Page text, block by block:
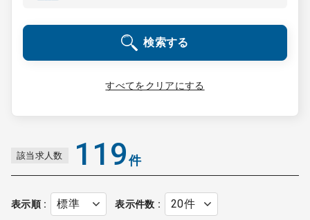
成功事例
転職ノウハウ
受付時間 9:00 ～ 18:00（平日）
0120-337-613
クリニック開業
検索する
すべてをクリアにする
該当求人数 119件
表示順 表示件数